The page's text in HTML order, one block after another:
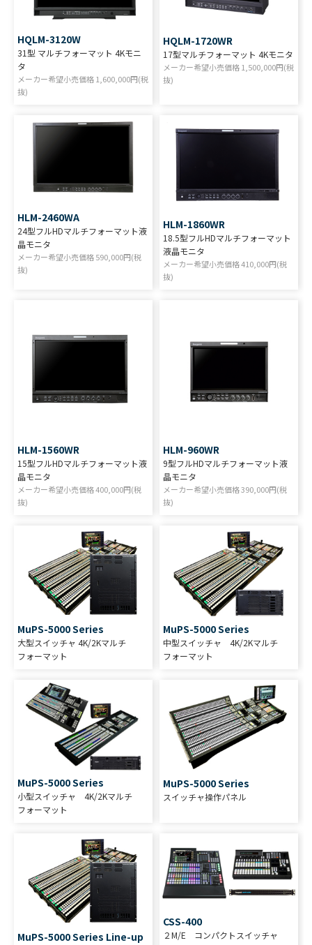
HQLM-3120W
31型 マルチフォーマット 4Kモニ
タ
メーカー希望小売価格1,600,000円(税
抜)
HQLM-1720WR
17型マルチフォーマット 4Kモニタ
メーカー希望小売価格1,500,000円(税
抜)
HLM-2460WA
24型フルHDマルチフォーマット液
晶モニタ
メーカー希望小売価格590,000円(税
抜)
HLM-1860WR
18.5型フルHDマルチフォーマット
液晶モニタ
メーカー希望小売価格410,000円(税
抜)
HLM-1560WR
15型フルHDマルチフォーマット液
晶モニタ
メーカー希望小売価格400,000円(税
抜)
HLM-960WR
9型フルHDマルチフォーマット液
晶モニタ
メーカー希望小売価格390,000円(税
抜)
MuPS-5000 Series
大型スイッチャ 4K/2Kマルチ
フォーマット
MuPS-5000 Series
中型スイッチャ 4K/2Kマルチ
フォーマット
MuPS-5000 Series
小型スイッチャ 4K/2Kマルチ
フォーマット
MuPS-5000 Series
スイッチャ操作パネル
MuPS-5000 Series Line-up
CSS-400
２M/E コンパクトスイッチャ